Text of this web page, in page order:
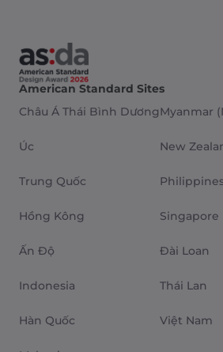
American Standard Sites
Châu Á Thái Bình Dương
Úc
Trung Quốc
Hồng Kông
Ấn Độ
Indonesia
Hàn Quốc
Myanmar
New
Singapore
Đài Loan
Thái Lan
Việt Nam